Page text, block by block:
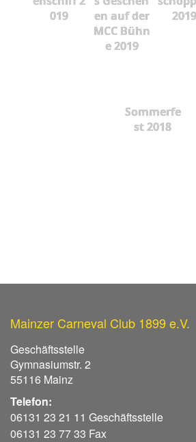
019
en auf der
MCC Bühn
e 2019
2019
Sommerfe
st 2018
Mainzer Carneval Club 1899 e.V.
Geschäftsstelle
Gymnasiumstr. 2
55116 Mainz
Telefon:
06131 23 21 11 Geschäftsstelle
06131 23 77 33 Fax